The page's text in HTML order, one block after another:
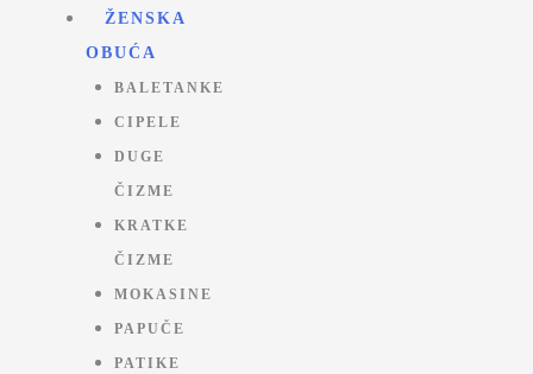
ŽENSKA
OBUĆA
BALETANKE
CIPELE
DUGE
ČIZME
KRATKE
ČIZME
MOKASINE
PAPUČE
PATIKE